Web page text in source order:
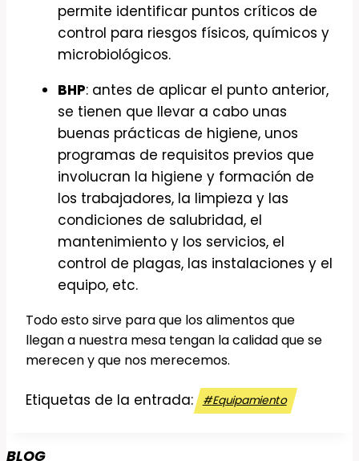
permite identificar puntos críticos de
control para riesgos físicos, químicos y
microbiológicos.
BHP: antes de aplicar el punto anterior,
se tienen que llevar a cabo unas
buenas prácticas de higiene, unos
programas de requisitos previos que
involucran la higiene y formación de
los trabajadores, la limpieza y las
condiciones de salubridad, el
mantenimiento y los servicios, el
control de plagas, las instalaciones y el
equipo, etc.
Todo esto sirve para que los alimentos que
llegan a nuestra mesa tengan la calidad que se
merecen y que nos merecemos.
Etiquetas de la entrada: #Equipamiento
BLOG